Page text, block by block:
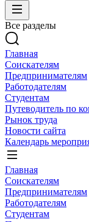
Все разделы
Главная
Соискателям
Предпринимателям
Работодателям
Студентам
Путеводитель по
Рынок труда
Новости сайта
Календарь
Главная
Соискателям
Предпринимателям
Работодателям
Студентам